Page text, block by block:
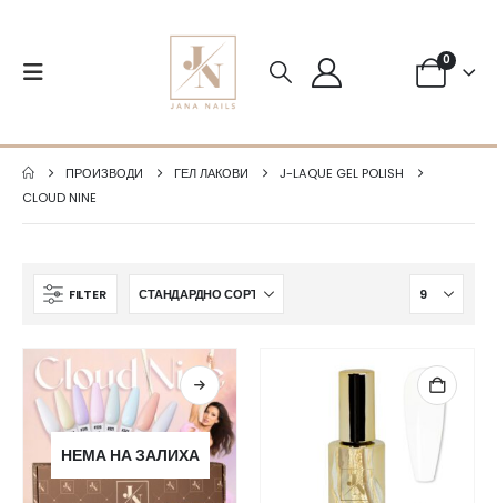
0
ПРОИЗВОДИ ГЕЛ ЛАКОВИ
J-LAQUE GEL POLISH
CLOUD NINE
FILTER
НЕМА НА ЗАЛИХА